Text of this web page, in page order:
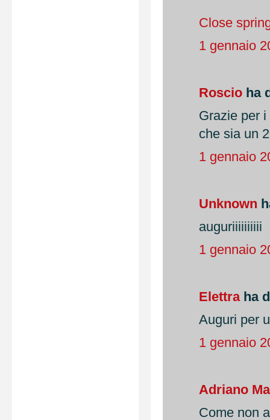
Close
1 gennaio
Roscio ha
Grazie per
che sia un
1 gennaio
Unknown
auguriiiiiiiiii
1 gennaio
Elettraha
Auguri per
1 gennaio
Adriano
Come non